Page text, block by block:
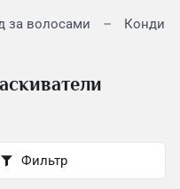
за волосами
Фильтр